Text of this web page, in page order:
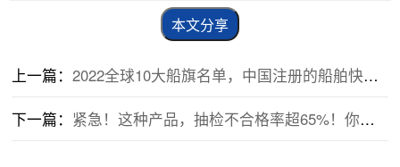
本文分享
上一篇：2022全球10大船旗名单，中国注册的船舶快速增长
下一篇： 紧急！这种产品，抽检不合格率超65%！你可能也在用…